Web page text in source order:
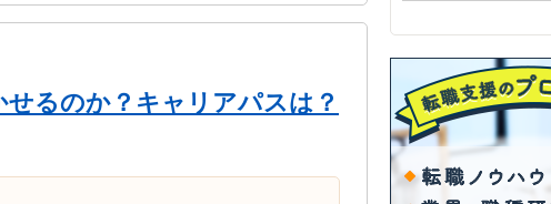
るのか？キャリアパスは？